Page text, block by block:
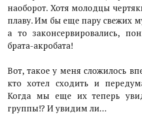
наоборот. Хотя молодцы
плаву. Им бы еще пару свежих
а то законсервировались,
брата-акробата!
Вот, такое у меня сложилось
кто хотел сходить и
Когда мы еще их теперь
группы!? И увидим ли…